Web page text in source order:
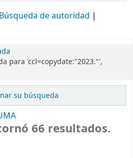
Búsqueda de autoridad
para 'ccl=copydate:"2023."',
su búsqueda
66 resultados.